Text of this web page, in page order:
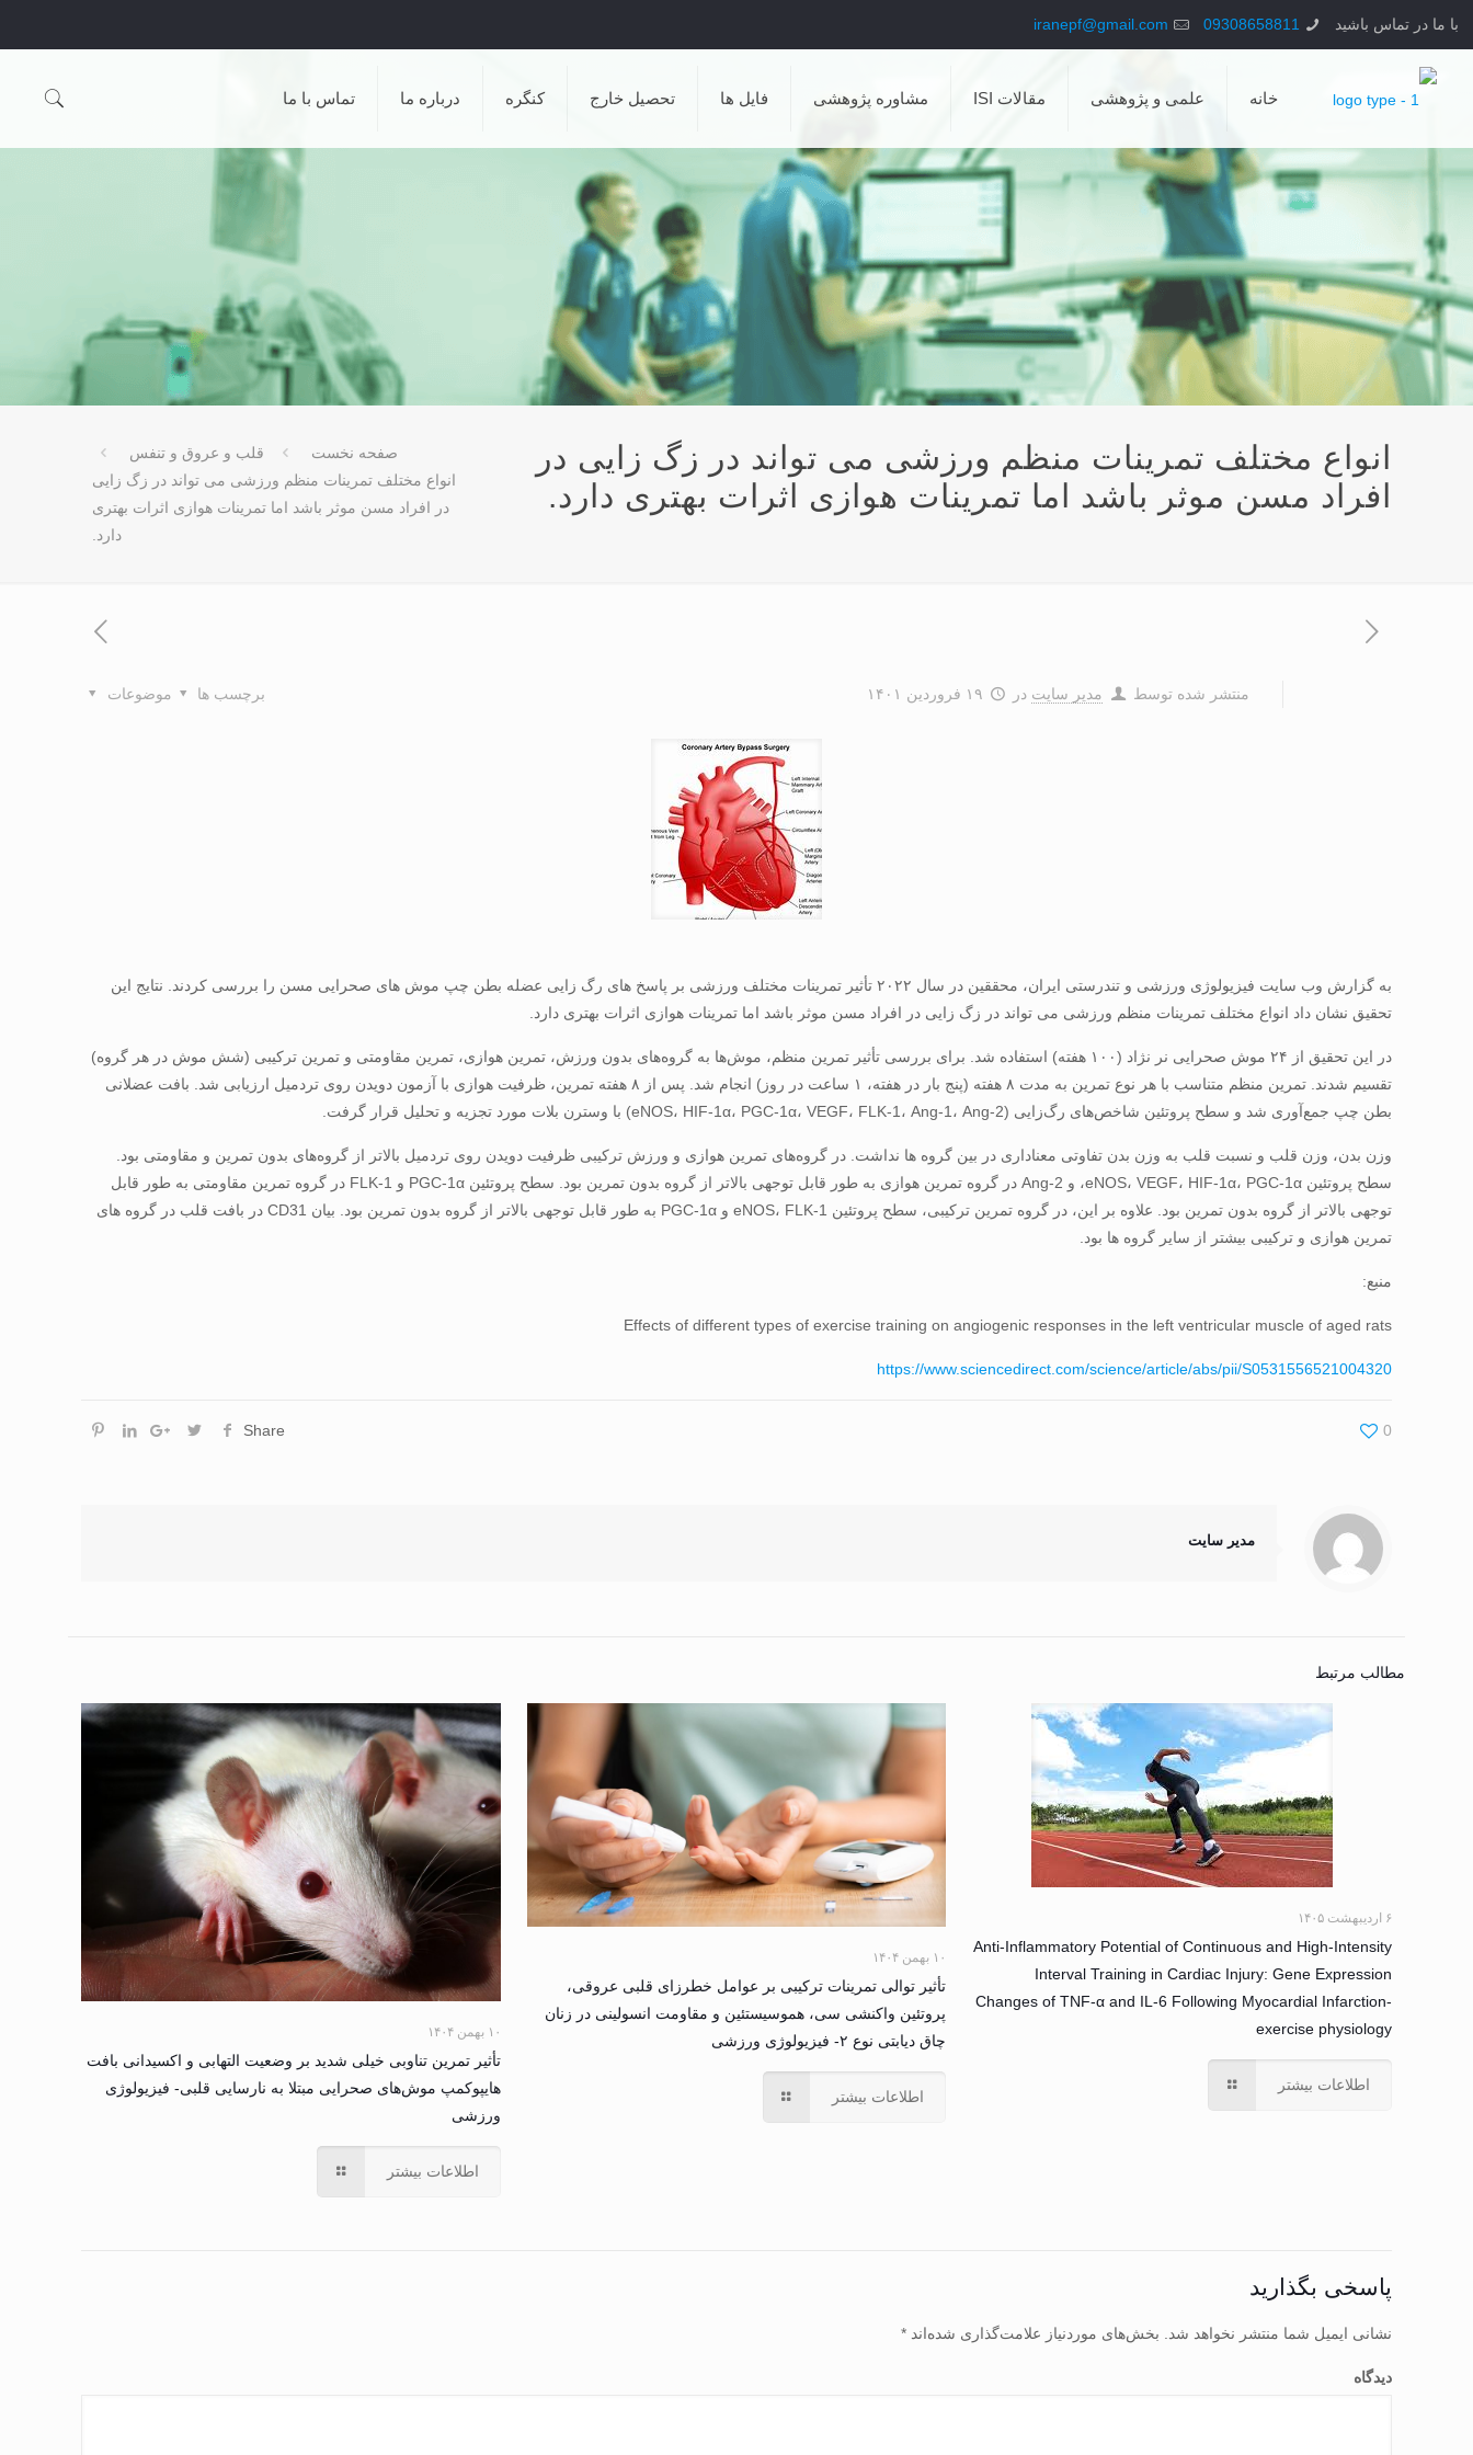
با ما در تماس باشید 09308658811
iranepf@gmail.com
خانه علمی و پژوهشی مقالات ISI مشاوره پژوهشی فایل ها تحصیل خارج کنگره درباره ما تماس با ما
انواع مختلف تمرینات منظم ورزشی می تواند در زگ زایی در
افراد مسن موثر باشد اما تمرینات هوازی اثرات بهتری دارد.
صفحه نخست
قلب و عروق و تنفس
انواع مختلف تمرینات منظم ورزشی می تواند در زگ زایی
در افراد مسن موثر باشد اما تمرینات هوازی اثرات بهتری
دارد.
منتشر شده توسط مدیر سایت در ۱۹ فروردین ۱۴۰۱ موضوعات برچسب ها
به گزارش وب سایت فیزیولوژی ورزشی و تندرستی ایران، محققین در سال ۲۰۲۲ تأثیر تمرینات مختلف ورزشی بر پاسخ های رگ زایی عضله بطن چپ موش های صحرایی مسن را بررسی کردند. نتایج این
تحقیق نشان داد انواع مختلف تمرینات منظم ورزشی می تواند در زگ زایی در افراد مسن موثر باشد اما تمرینات هوازی اثرات بهتری دارد.
در این تحقیق از ۲۴ موش صحرایی نر نژاد (۱۰۰ هفته) استفاده شد. برای بررسی تأثیر تمرین منظم، موش‌ها به گروه‌های بدون ورزش، تمرین هوازی، تمرین مقاومتی و تمرین ترکیبی (شش موش در هر گروه)
تقسیم شدند. تمرین منظم متناسب با هر نوع تمرین به مدت ۸ هفته (پنج بار در هفته، ۱ ساعت در روز) انجام شد. پس از ۸ هفته تمرین، ظرفیت هوازی با آزمون دویدن روی تردمیل ارزیابی شد. بافت عضلانی
بطن چپ جمع‌آوری شد و سطح پروتئین شاخص‌های رگ‌زایی (eNOS، HIF-1α، PGC-1α، VEGF، FLK-1، Ang-1، Ang-2) با وسترن بلات مورد تجزیه و تحلیل قرار گرفت.
وزن بدن، وزن قلب و نسبت قلب به وزن بدن تفاوتی معناداری در بین گروه ها نداشت. در گروه‌های تمرین هوازی و ورزش ترکیبی ظرفیت دویدن روی تردمیل بالاتر از گروه‌های بدون تمرین و مقاومتی بود.
سطح پروتئین eNOS، VEGF، HIF-1α، PGC-1α، و Ang-2 در گروه تمرین هوازی به طور قابل توجهی بالاتر از گروه بدون تمرین بود. سطح پروتئین PGC-1α و FLK-1 در گروه تمرین مقاومتی به طور قابل
توجهی بالاتر از گروه بدون تمرین بود. علاوه بر این، در گروه تمرین ترکیبی، سطح پروتئین eNOS، FLK-1 و PGC-1α به طور قابل توجهی بالاتر از گروه بدون تمرین بود. بیان CD31 در بافت قلب در گروه های
تمرین هوازی و ترکیبی بیشتر از سایر گروه ها بود.
منبع:
Effects of different types of exercise training on angiogenic responses in the left ventricular muscle of aged rats
https://www.sciencedirect.com/science/article/abs/pii/S0531556521004320
Share 0
مدیر سایت
مطالب مرتبط
۶ اردیبهشت ۱۴۰۵
Anti-Inflammatory Potential of Continuous and High-Intensity
Interval Training in Cardiac Injury: Gene Expression
Changes of TNF-α and IL-6 Following Myocardial Infarction-
exercise physiology
اطلاعات بیشتر
۱۰ بهمن ۱۴۰۴
تأثیر توالی تمرینات ترکیبی بر عوامل خطرزای قلبی عروقی،
پروتئین واکنشی سی، هموسیستئین و مقاومت انسولینی در زنان
چاق دیابتی نوع ۲- فیزیولوژی ورزشی
اطلاعات بیشتر
۱۰ بهمن ۱۴۰۴
تأثیر تمرین تناوبی خیلی شدید بر وضعیت التهابی و اکسیدانی بافت
هایپوکمپ موش‌های صحرایی مبتلا به نارسایی قلبی- فیزیولوژی
ورزشی
اطلاعات بیشتر
پاسخی بگذارید
نشانی ایمیل شما منتشر نخواهد شد. بخش‌های موردنیاز علامت‌گذاری شده‌اند*
دیدگاه